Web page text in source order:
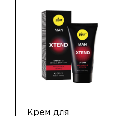
Крем для